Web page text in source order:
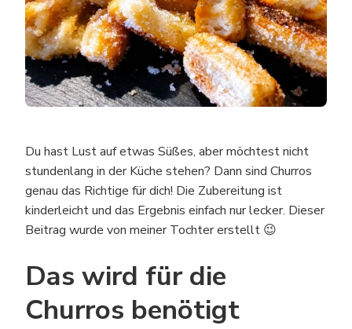
Du hast Lust auf etwas Süßes, aber möchtest nicht
stundenlang in der Küche stehen? Dann sind Churros
genau das Richtige für dich! Die Zubereitung ist
kinderleicht und das Ergebnis einfach nur lecker. Dieser
Beitrag wurde von meiner Tochter erstellt 😉
Das wird für die
Churros benötigt